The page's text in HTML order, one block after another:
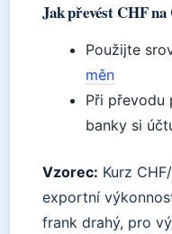
Jak převést CHF
Použijte
měn
Při převodu
banky si
Vzorec: Kurz
exportní
frank drahý, pro